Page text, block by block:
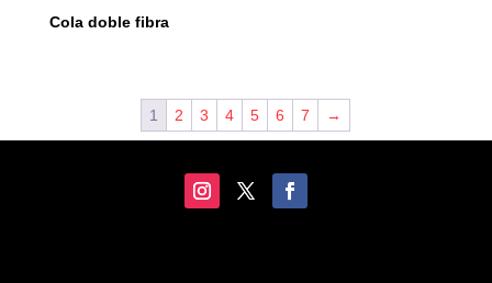
Cola doble fibra
1 2 3 4 5 6 7 →